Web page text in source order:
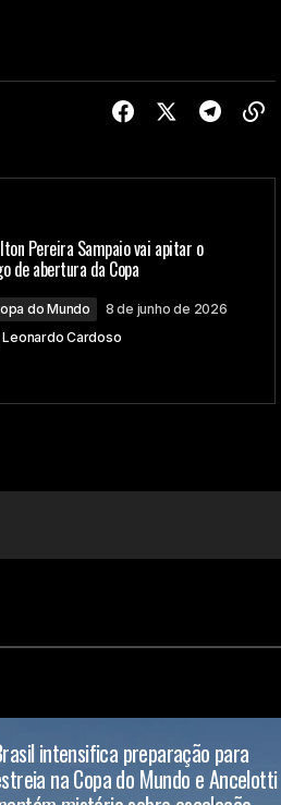
Pereira Sampaio vai apitar o
de abertura da Copa
do Mundo
8 de junho de 2026
Leonardo Cardoso
intensifica preparação para
na Copa do Mundo e Ancelotti